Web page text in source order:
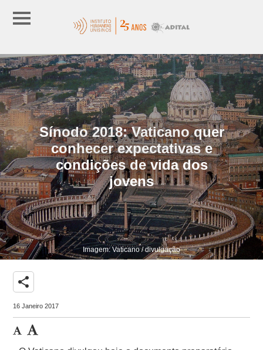
Sínodo 2018: Vaticano quer
conhecer expectativas e
condições de vida dos
jovens
Imagem: Vaticano / divulgação
share
16 Janeiro 2017